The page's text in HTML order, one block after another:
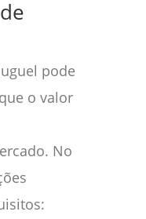
pode
o valor
No